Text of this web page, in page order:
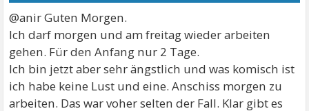
@anir Guten Morgen.
Ich darf morgen und am freitag wieder arbeiten
gehen. Für den Anfang nur 2 Tage.
Ich bin jetzt aber sehr ängstlich und was komisch ist
ich habe keine Lust und eine. Anschiss morgen zu
arbeiten. Das war voher selten der Fall. Klar gibt es